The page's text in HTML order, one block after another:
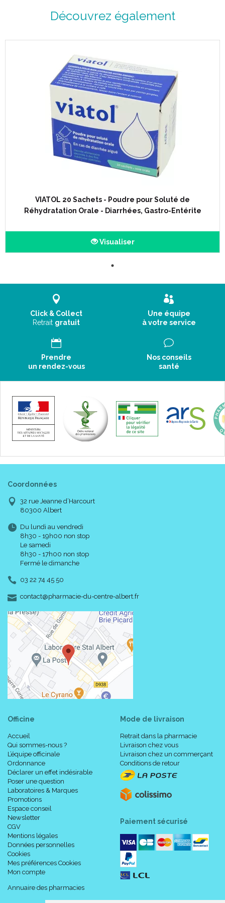
Découvrez également
VIATOL 20 Sachets - Poudre pour Soluté de
Réhydratation Orale - Diarrhées, Gastro-Entérite
Visualiser
Click & Collect
Retrait gratuit
Une équipe
à votre service
Prendre
un rendez-vous
Nos conseils
santé
Coordonnées
32 rue Jeanne d’Harcourt
80300 Albert
Du lundi au vendredi
8h30 - 19h00 non stop
Le samedi
8h30 - 17h00 non stop
Fermé le dimanche
03 22 74 45 50
contact-
@-
pharmacie-du-centre-albert.fr
Officine
Accueil
Qui sommes-nous ?
L’équipe officinale
Ordonnance
Déclarer un effet indésirable
Poser une question
Laboratoires & Marques
Promotions
Espace conseil
Newsletter
CGV
Mentions légales
Données personnelles
Cookies
Mes préférences Cookies
Mon compte
Annuaire des pharmacies
Mode de livraison
Retrait dans la pharmacie
Livraison chez vous
Livraison chez un commerçant
Conditions de retour
Paiement sécurisé